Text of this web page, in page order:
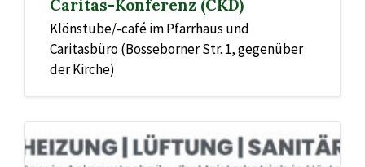
Caritas-Konferenz (CKD)
Klönstube/-café im Pfarrhaus und
Caritasbüro (Bosseborner Str. 1, gegenüber
der Kirche)